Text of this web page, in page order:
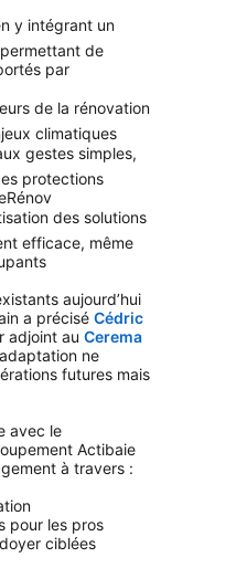
y intégrant un
de
par
de la rénovation
climatiques
gestes simples,
protections
des solutions
efficace, même
aujourd’hui
a précisé Cédric
adjoint au Cerema
ne
futures mais
avec le
Actibaie
à travers :
pour les pros
ciblées